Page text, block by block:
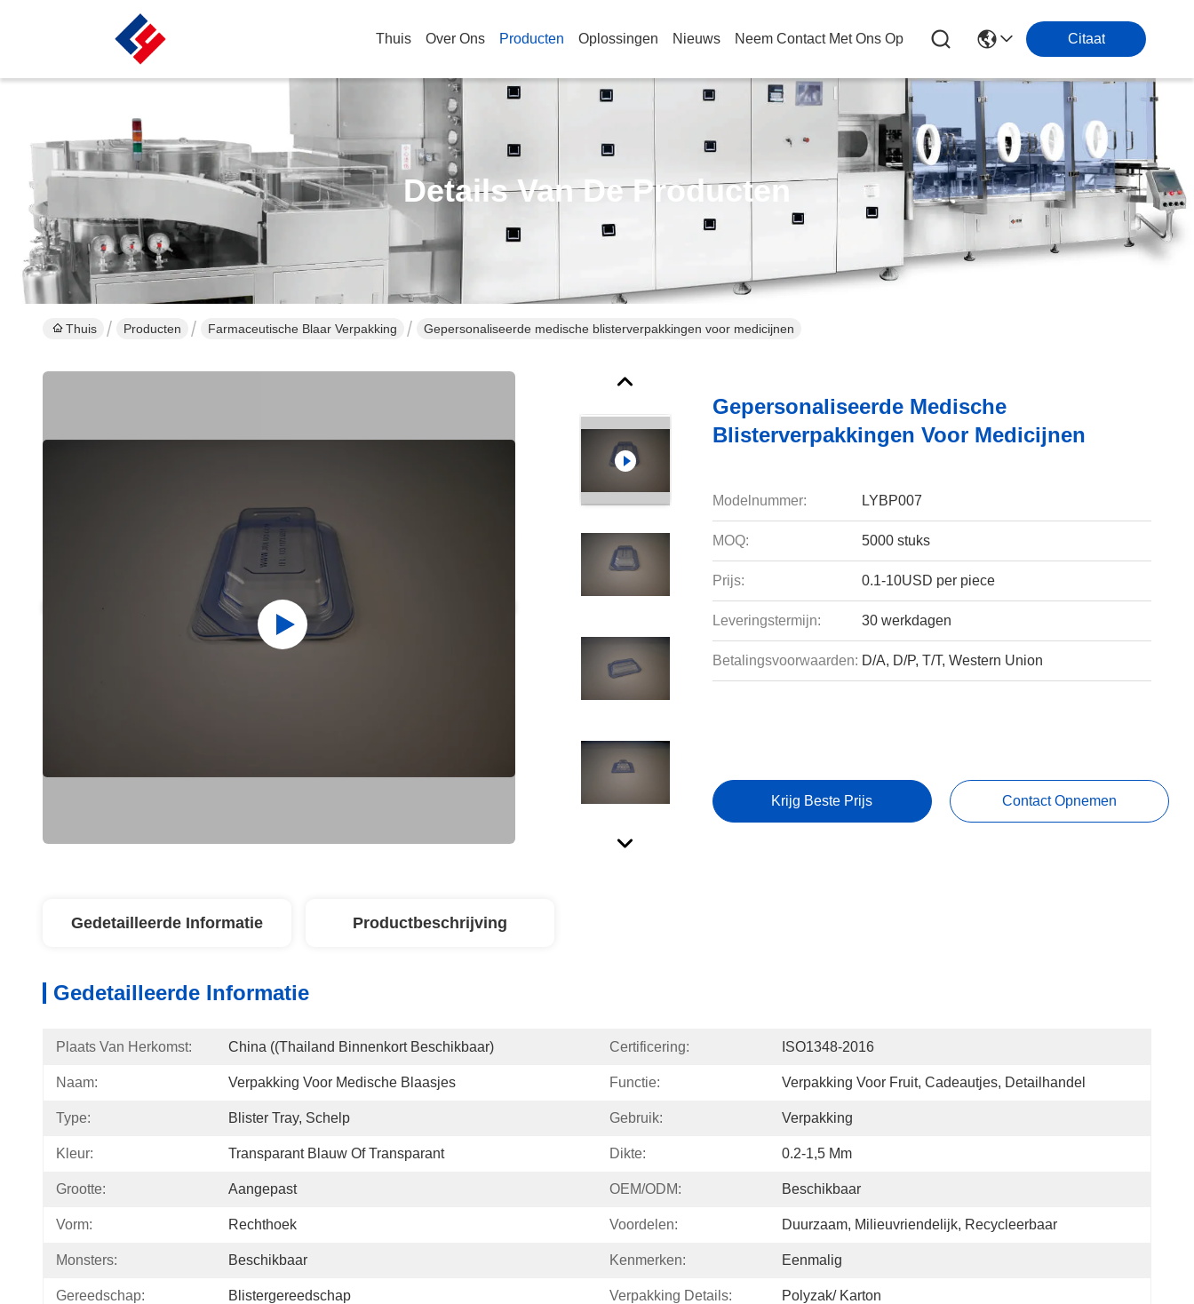
Thuis Over Ons Producten Oplossingen Nieuws Neem Contact Met Ons Op Citaat
Details Van De Producten
Thuis Producten Farmaceutische Blaar Verpakking Gepersonaliseerde medische blisterverpakkingen voor medicijnen
Gepersonaliseerde Medische
Blisterverpakkingen Voor Medicijnen
Modelnummer: LYBP007
MOQ: 5000 stuks
Prijs: 0.1-10USD per piece
Leveringstermijn: 30 werkdagen
Betalingsvoorwaarden: D/A, D/P, T/T, Western Union
Krijg Beste Prijs Contact Opnemen
Gedetailleerde Informatie Productbeschrijving
Gedetailleerde Informatie
Plaats Van Herkomst: China ((Thailand Binnenkort Beschikbaar) Certificering: ISO1348-2016
Naam: Verpakking Voor Medische Blaasjes Functie: Verpakking Voor Fruit, Cadeautjes, Detailhandel
Type: Blister Tray, Schelp Gebruik: Verpakking
Kleur: Transparant Blauw Of Transparant Dikte: 0.2-1,5 Mm
Grootte: Aangepast OEM/ODM: Beschikbaar
Vorm: Rechthoek Voordelen: Duurzaam, Milieuvriendelijk, Recycleerbaar
Monsters: Beschikbaar Kenmerken: Eenmalig
Gereedschap: Blistergereedschap Verpakking Details: Polyzak/ Karton